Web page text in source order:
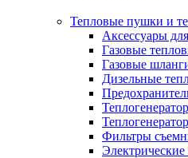
Тепловые пушки и
Аксессуары
Газовые
Газовые
Дизельные
Фильтры